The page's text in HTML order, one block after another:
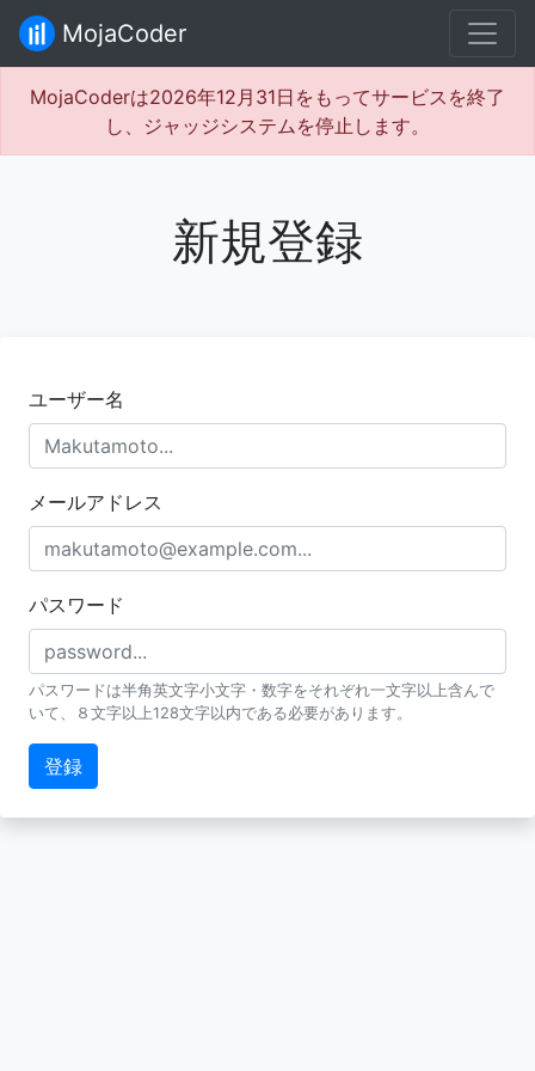
MojaCoder
MojaCoderは2026年12月31日をもってサービスを終了
し、ジャッジシステムを停止します。
新規登録
ユーザー名
メールアドレス
パスワード
パスワードは半角英文字小文字・数字をそれぞれ一文字以上含んで
いて、８文字以上128文字以内である必要があります。
登録